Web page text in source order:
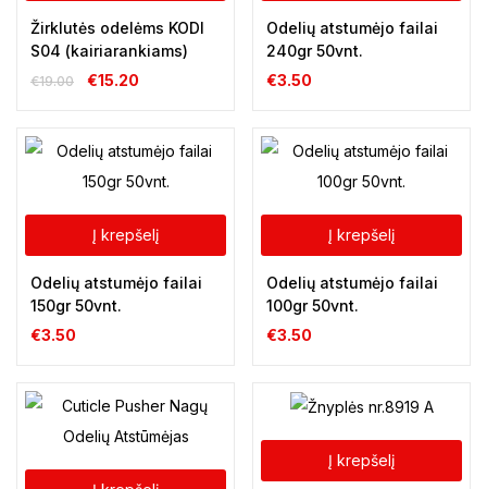
Žirklutės odelėms KODI
S04 (kairiarankiams)
€19.00 €15.20
Odelių atstumėjo failai
240gr 50vnt.
€3.50
Į krepšelį
Odelių atstumėjo failai
150gr 50vnt.
€3.50
Į krepšelį
Odelių atstumėjo failai
100gr 50vnt.
€3.50
Į krepšelį